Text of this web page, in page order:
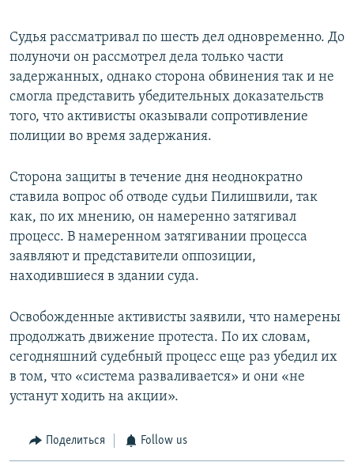
Судья рассматривал по шесть дел одновременно. До
полуночи он рассмотрел дела только части
задержанных, однако сторона обвинения так и не
смогла представить убедительных доказательств
того, что активисты оказывали сопротивление
полиции во время задержания.
Сторона защиты в течение дня неоднократно
ставила вопрос об отводе судьи Пилишвили, так
как, по их мнению, он намеренно затягивал
процесс. В намеренном затягивании процесса
заявляют и представители оппозиции,
находившиеся в здании суда.
Освобожденные активисты заявили, что намерены
продолжать движение протеста. По их словам,
сегодняшний судебный процесс еще раз убедил их
в том, что «система разваливается» и они «не
устанут ходить на акции».
Поделиться Follow us